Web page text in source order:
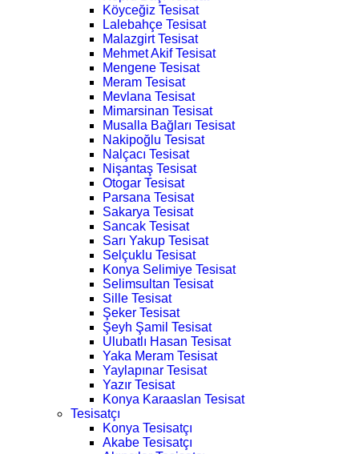
Köyceğiz Tesisat
Lalebahçe Tesisat
Malazgirt Tesisat
Mehmet Akif Tesisat
Mengene Tesisat
Meram Tesisat
Mevlana Tesisat
Mimarsinan Tesisat
Musalla Bağları Tesisat
Nakipoğlu Tesisat
Nalçacı Tesisat
Nişantaş Tesisat
Otogar Tesisat
Parsana Tesisat
Sakarya Tesisat
Sancak Tesisat
Sarı Yakup Tesisat
Selçuklu Tesisat
Konya Selimiye Tesisat
Selimsultan Tesisat
Sille Tesisat
Şeker Tesisat
Şeyh Şamil Tesisat
Ulubatlı Hasan Tesisat
Yaka Meram Tesisat
Yaylapınar Tesisat
Yazır Tesisat
Konya Karaaslan Tesisat
Tesisatçı
Konya Tesisatçı
Akabe Tesisatçı